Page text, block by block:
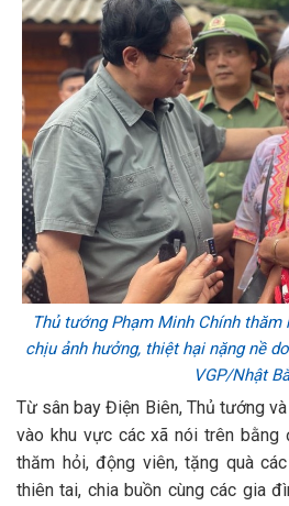
Thủ tướng Phạm Minh Chính
chịu ảnh hưởng, thiệt hại nặng nề
VGP/Nhật
Từ sân bay Điện Biên, Thủ tướng
vào khu vực các xã nói trên bằng
thăm hỏi, động viên, tặng quà
thiên tai, chia buồn cùng các gia